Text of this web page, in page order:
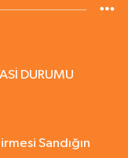
DURUMU
Sandığın